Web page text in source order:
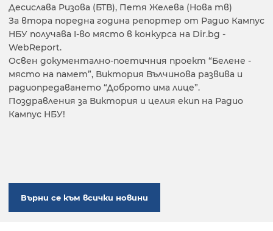
Десислава Ризова (БТВ), Петя Желева (Нова тв)
За втора поредна година репортер от Радио Кампус
НБУ получава I-во място в конкурса на Dir.bg -
WebReport.
Освен документално-поетичния проект “Белене -
място на памет”, Виктория Вълчинова развива и
радиопредаването “Доброто има лице”.
Поздравления за Виктория и целия екип на Радио
Кампус НБУ!
Върни се към всички новини